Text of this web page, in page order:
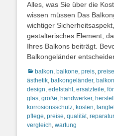
Alles, was Sie über die
wissen müssen Das
wichtiger
gestalterisches Element,
Ihres Balkons beiträgt.
Balkongeländer
Kategorien
balkon, balkone, preis, preise
ästhetik, balkongeländer,
design, edelstahl , ersatzteile,
glas, größe, handwerker,
korrosionsschutz, kosten,
pflege, preise, qualität,
vergleich, wartung